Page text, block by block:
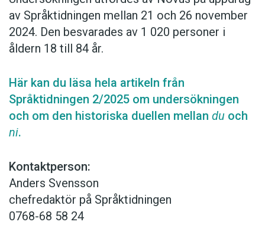
av Språktidningen mellan 21 och 26 november
2024. Den besvarades av 1 020 personer i
åldern 18 till 84 år.
Här kan du läsa hela artikeln från
Språktidningen 2/2025 om undersökningen
och om den historiska duellen mellan du och
ni.
Kontaktperson:
Anders Svensson
chefredaktör på Språktidningen
0768-68 58 24